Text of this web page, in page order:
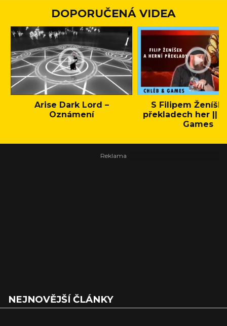
DOPORUČENÁ VIDEA
Arise Dark Lord –
Oznámení
S Filipem
překladech her ||
Games
NEJNOVĚJŠÍ ČLÁNKY